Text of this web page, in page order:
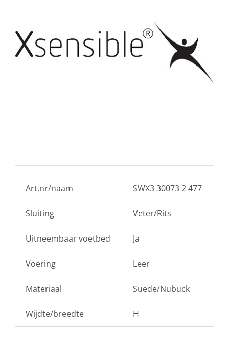
Art.nr/naam SWX3 30073 2 477
Sluiting Veter/Rits
Uitneembaar voetbed Ja
Voering Leer
Materiaal Suede/Nubuck
Wijdte/breedte H